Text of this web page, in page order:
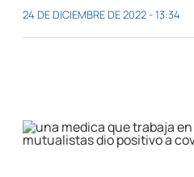
24 DE DICIEMBRE DE 2022 - 13:34